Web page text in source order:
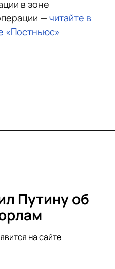
в зоне
— читайте в
«Постньюс»
Путину об
на сайте